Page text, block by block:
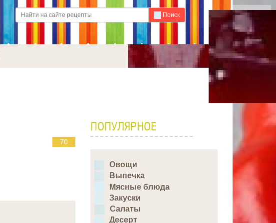
Поиск
70
ПОПУЛЯРНОЕ
Овощи
Выпечка
Мясные блюда
Закуски
Салаты
Десерт
Для любых предложений по
сайту: ideaport@cp9.ru